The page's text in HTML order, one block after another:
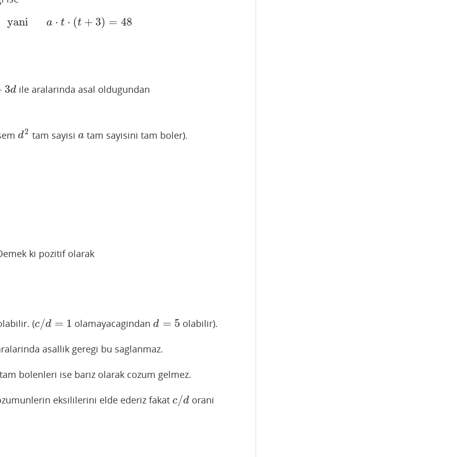
yani a ⋅ t ⋅ (t + 3) = 48
yani t⋅( t+3 )=48
3d
d ile aralarinda asal oldugundan
d2
d2 tam sayisi a
atam sayisini tam boler).
ki pozitif olarak
(c/d = 1
c/d= 1 olamayacagindand = 5
d=5 olabilir).
asallik geregi bu saglanmaz.
bolenleri ise bariz olarak cozum gelmez.
eksililerini elde ederiz fakat c/d
c/d orani